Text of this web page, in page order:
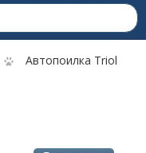
Автопоилка Triol